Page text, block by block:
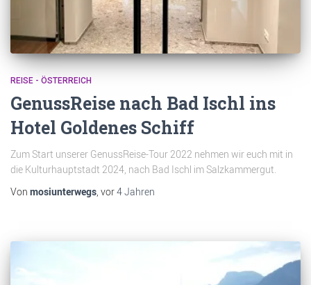
REISE - ÖSTERREICH
GenussReise nach Bad Ischl ins
Hotel Goldenes Schiff
Zum Start unserer GenussReise-Tour 2022 nehmen wir euch mit in
die Kulturhauptstadt 2024, nach Bad Ischl im Salzkammergut.
Von mosiunterwegs , vor4 Jahren